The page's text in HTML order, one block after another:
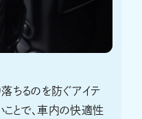
ちるのを防ぐアイテ
ことで、車内の快適性